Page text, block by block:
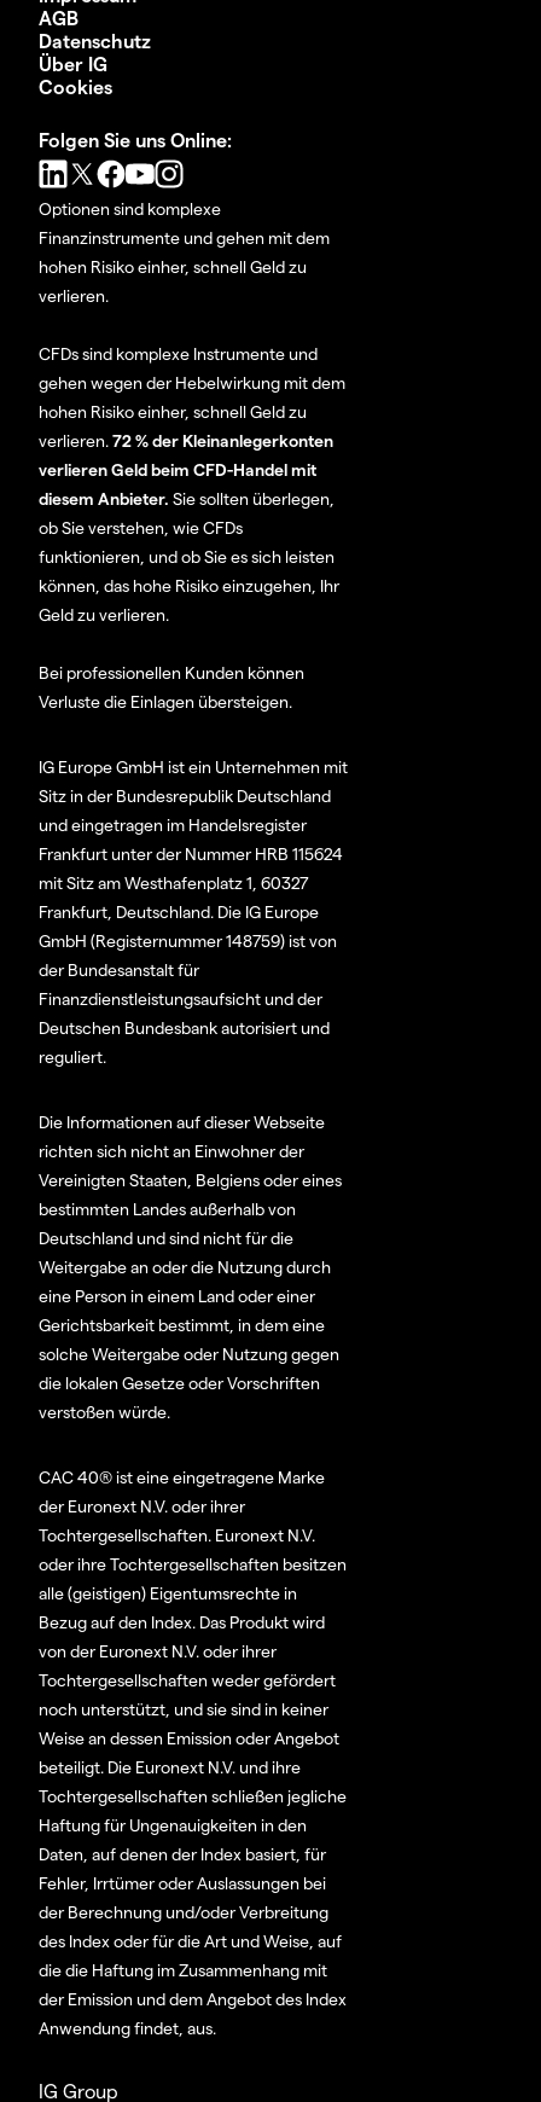
AGB
Datenschutz
Über IG
Cookies
Folgen Sie uns Online:
Optionen sind komplexe
Finanzinstrumente und gehen mit dem
hohen Risiko einher, schnell Geld zu
verlieren.
CFDs sind komplexe Instrumente und
gehen wegen der Hebelwirkung mit dem
hohen Risiko einher, schnell Geld zu
verlieren.72 % der Kleinanlegerkonten
verlieren Geld beim CFD-Handel mit
diesem Anbieter. Sie sollten überlegen,
ob Sie verstehen, wie CFDs
funktionieren, und ob Sie es sich leisten
können, das hohe Risiko einzugehen, Ihr
Geld zu verlieren.
Bei professionellen Kunden können
Verluste die Einlagen übersteigen.
IG Europe GmbH ist ein Unternehmen mit
Sitz in der Bundesrepublik Deutschland
und eingetragen im Handelsregister
Frankfurt unter der Nummer HRB 115624
mit Sitz am Westhafenplatz 1, 60327
Frankfurt, Deutschland. Die IG Europe
GmbH (Registernummer 148759) ist von
der Bundesanstalt für
Finanzdienstleistungsaufsicht und der
Deutschen Bundesbank autorisiert und
reguliert.
Die Informationen auf dieser Webseite
richten sich nicht an Einwohner der
Vereinigten Staaten, Belgiens oder eines
bestimmten Landes außerhalb von
Deutschland und sind nicht für die
Weitergabe an oder die Nutzung durch
eine Person in einem Land oder einer
Gerichtsbarkeit bestimmt, in dem eine
solche Weitergabe oder Nutzung gegen
die lokalen Gesetze oder Vorschriften
verstoßen würde.
CAC 40® ist eine eingetragene Marke
der Euronext N.V. oder ihrer
Tochtergesellschaften. Euronext N.V.
oder ihre Tochtergesellschaften besitzen
alle (geistigen) Eigentumsrechte in
Bezug auf den Index. Das Produkt wird
von der Euronext N.V. oder ihrer
Tochtergesellschaften weder gefördert
noch unterstützt, und sie sind in keiner
Weise an dessen Emission oder Angebot
beteiligt. Die Euronext N.V. und ihre
Tochtergesellschaften schließen jegliche
Haftung für Ungenauigkeiten in den
Daten, auf denen der Index basiert, für
Fehler, Irrtümer oder Auslassungen bei
der Berechnung und/oder Verbreitung
des Index oder für die Art und Weise, auf
die die Haftung im Zusammenhang mit
der Emission und dem Angebot des Index
Anwendung findet, aus.
IG Group